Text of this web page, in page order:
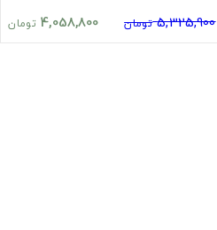
5,325,900 تومان 4,058,800 تومان